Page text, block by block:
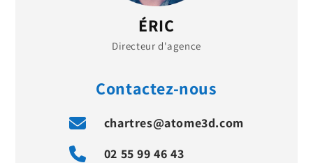
ÉRIC
Directeur d'agence
Contactez-nous
chartres@atome3d.com
02 55 99 46 43